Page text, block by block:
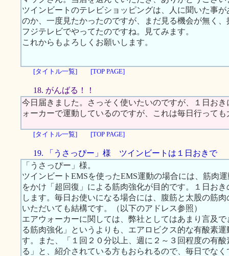
ツインビートのテレビショッピングは、人に聞いた事
のか、一度見たかったのですが、まだ見る機会が無く
フジテレビでやってたのですね。見てみます。
これからもよろしくお願いします。
[タイトル一覧] [TOP PAGE]
18. がんばる！！
今日届きました。さっそく使いたいのですが、１日お
ォーカーで運動しているのですが、これは毎日行って
[タイトル一覧] [TOP PAGE]
19. 「うさっぴー」様 ツインビートは１日おきで
「うさっぴー」様。
ツインビートEMSを使ったEMS運動の場合には、筋肉
をかけ「超回復」による筋肉強化が目的です。１日お
します。毎日お使いになる場合には、腹筋と太股の筋
いただいても結構です。（以下のアドレス参照）
エアウォーカーに関しては、弊社としてはあまり言及
る筋肉強化」というよりも、エアロビクス的な有酸素
す。また、「１回２０分以上、週に２～３回程度の有
る」と、紹介されている方もおられるので、毎日でな